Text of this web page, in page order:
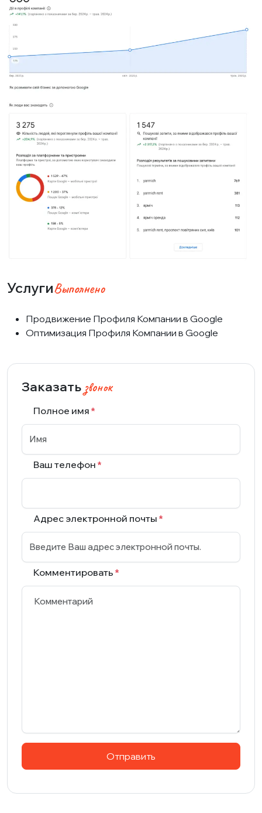
УслугиВыполнено
Продвижение Профиля Компании в Google
Оптимизация Профиля Компании в Google
Заказать звонок
Полное имя
Ваш телефон
Адрес электронной почты
Комментировать